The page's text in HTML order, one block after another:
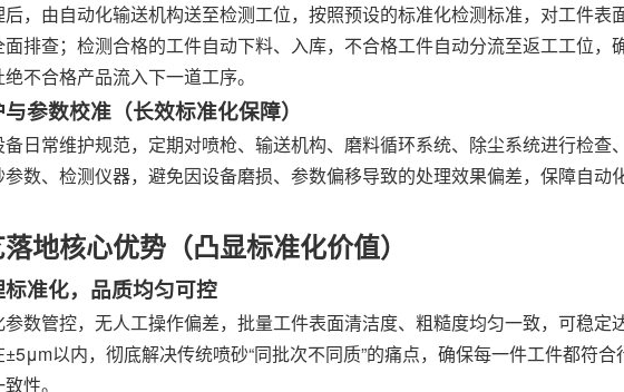
，由自动化输送机构送至检测工位，按照预设的标准化检测标准，对工件表
排查；检测合格的工件自动下料、入库，不合格工件自动分流至返工工位，
不合格产品流入下一道工序。
参数校准（长效标准化保障）
日常维护规范，定期对喷枪、输送机构、磨料循环系统、除尘系统进行检查
数、检测仪器，避免因设备磨损、参数偏移导致的处理效果偏差，保障自动
地核心优势（凸显标准化价值）
准化，品质均匀可控
数管控，无人工操作偏差，批量工件表面清洁度、粗糙度均匀一致，可稳定
以内，彻底解决传统喷砂“同批次不同质”的痛点，确保每一件工件都符
性。